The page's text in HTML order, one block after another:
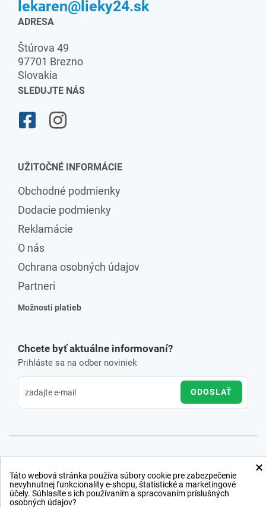
lekaren@lieky24.sk
ADRESA
Štúrova 49
97701 Brezno
Slovakia
SLEDUJTE NÁS
UŽITOČNÉ INFORMÁCIE
Obchodné podmienky
Dodacie podmienky
Reklamácie
O nás
Ochrana osobných údajov
Partneri
Možnosti platieb
Chcete byť aktuálne informovaní?
Prihláste sa na odber noviniek
ODOSLAŤ
×
Táto webová stránka používa súbory cookie pre zabezpečenie
nevyhnutnej funkcionality e-shopu, štatistické a marketingové
účely. Súhlasíte s ich používaním a spracovaním príslušných
osobných údajov?